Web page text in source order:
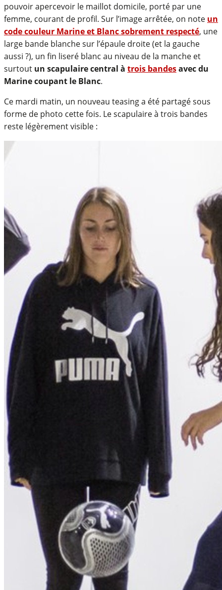
pouvoir apercevoir le maillot domicile, porté par une
femme, courant de profil. Sur l’image arrêtée, on note un
code couleur Marine et Blanc sobrement respecté, une
large bande blanche sur l’épaule droite (et la gauche
aussi ?), un fin liseré blanc au niveau de la manche et
surtout un scapulaire central à trois bandesavec du
Marine coupant le Blanc.
Ce mardi matin, un nouveau teasing a été partagé sous
forme de photo cette fois. Le scapulaire à trois bandes
reste légèrement visible :